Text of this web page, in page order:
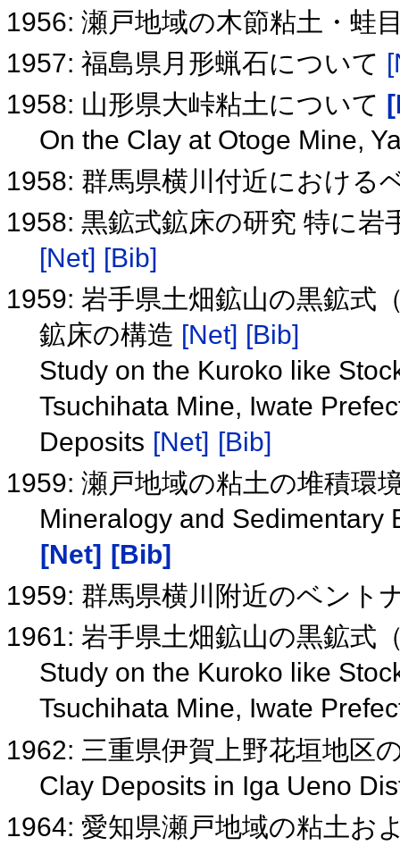
1956: 瀬戸地域の木節粘土・蛙
1957: 福島県月形蝋石について
1958: 山形県大峠粘土について
On the Clay at Otoge Mine,
1958: 群馬県横川付近におけ
1958: 黒鉱式鉱床の研究 特に
[Net] [Bib]
1959: 岩手県土畑鉱山の黒鉱式
鉱床の構造 [Net] [Bib]
Study on the Kuroko like
Tsuchihata Mine, Iwate
Deposits [Net] [Bib]
1959: 瀬戸地域の粘土の堆積環
Mineralogy and Sedimentary
[Net]
[Bib]
1959: 群馬県横川附近のベント
1961: 岩手県土畑鉱山の黒鉱式
Study on the Kuroko like
Tsuchihata Mine, Iwate
1962: 三重県伊賀上野花垣地区
Clay Deposits in Iga Ueno
1964: 愛知県瀬戸地域の粘土お